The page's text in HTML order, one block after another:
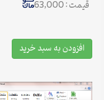
قیمت : 63,000
افزودن به سبد خرید